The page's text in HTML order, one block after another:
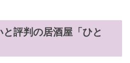
評判の居酒屋「ひと